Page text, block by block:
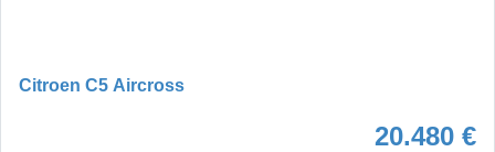
Citroen C5 Aircross
20.480 €